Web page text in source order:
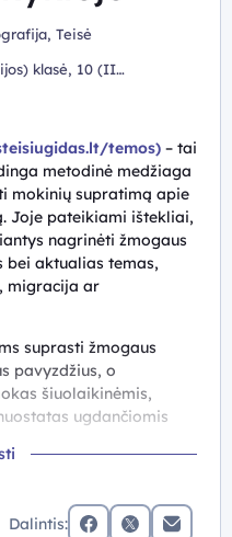
Teisė
klasė, 10 (II
temos) – tai
metodinė medžiaga
mokinių supratimą apie
Joje pateikiami ištekliai,
nagrinėti žmogaus
bei aktualias temas,
migracija ar
suprasti žmogaus
pavyzdžius, o
šiuolaikinėmis,
ugdančiomis
klasės)
Dalintis: